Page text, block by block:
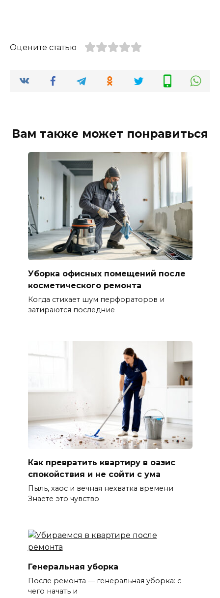
Оцените статью
Вам также может понравиться
Уборка офисных помещений после
косметического ремонта
Когда стихает шум перфораторов и
затираются последние
Как превратить квартиру в оазис
спокойствия и не сойти с ума
Пыль, хаос и вечная нехватка времени
Знаете это чувство
Генеральная уборка
После ремонта — генеральная уборка: с
чего начать и